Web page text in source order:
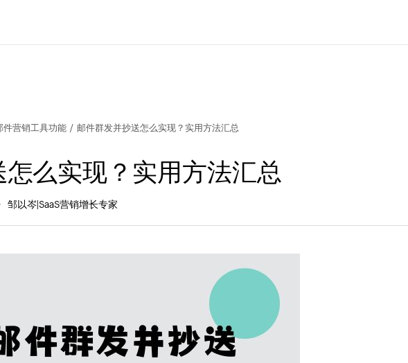
件营销工具功能 / 邮件群发并抄送怎么实现？实用方法汇总
么实现？实用方法汇总
邹以岑|SaaS营销增长专家